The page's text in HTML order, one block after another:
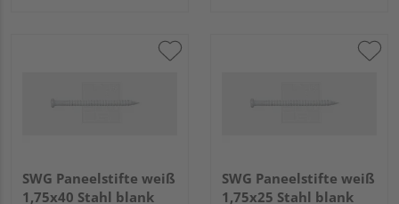
SWG Paneelstifte weiß
1,75x40 Stahl blank
SWG Paneelstifte weiß
1,75x25 Stahl blank